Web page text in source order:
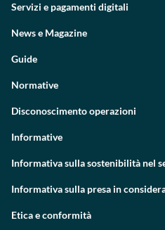
Servizi e pagamenti digitali
News e Magazine
Guide
Normative
Disconoscimento operazioni
Informative
Informativa sulla sostenibilità nel
Informativa sulla presa in
Etica e conformità